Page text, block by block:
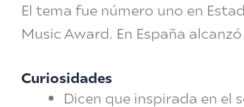
El tema fue número uno en
Music Award. En España
Curiosidades
Dicen que inspirada en el